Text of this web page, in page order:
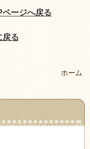
ージへ戻る
戻る
ホーム